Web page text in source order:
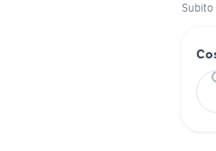
Subito